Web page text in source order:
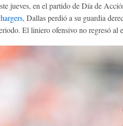
jueves, en el partido de Día de
, Dallas perdió a su guardia
El liniero ofensivo no regresó al